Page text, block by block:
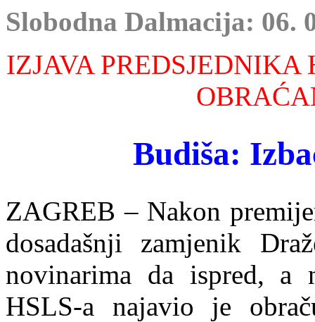
Slobodna Dalmacija: 06.
IZJAVA
Budiša:
ZAGREB – Nakon
dosadašnji zamjenik
novinarima da ispred, a
HSLS-a najavio je